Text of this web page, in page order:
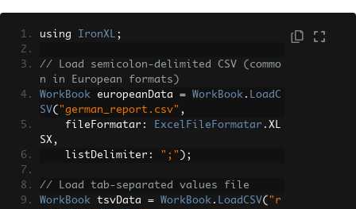
using IronXL ;
// Load semicolon-delimited CSV (commo
n in European formats)
WorkBook europeanData = WorkBook . LoadC
SV( "german_report.csv" ,
    fileFormatar
: ExcelFileFormatar . XL
SX,
    listDelimiter
: ";" );
// Load tab-separated values file
WorkBook tsvData = WorkBook . LoadCSV( "r